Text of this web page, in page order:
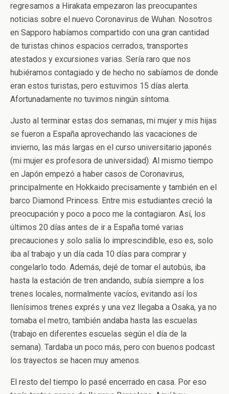
regresamos a Hirakata empezaron las preocupantes
noticias sobre el nuevo Coronavirus de Wuhan. Nosotros
en Sapporo habíamos compartido con una gran cantidad
de turistas chinos espacios cerrados, transportes
atestados y excursiones varias. Sería raro que nos
hubiéramos contagiado y de hecho no sabíamos de donde
eran estos turistas, pero estuvimos 15 días alerta.
Afortunadamente no tuvimos ningún síntoma.
Justo al terminar estas dos semanas, mi mujer y mis hijas
se fueron a España aprovechando las vacaciones de
invierno, las más largas en el curso universitario japonés
(mi mujer es profesora de universidad). Al mismo tiempo
en Japón empezó a haber casos de Coronavirus,
principalmente en Hokkaido precisamente y también en el
barco Diamond Princess. Entre mis estudiantes creció la
preocupación y poco a poco me la contagiaron. Así, los
últimos 20 días antes de ir a España tomé varias
precauciones y solo salía lo imprescindible, eso es, solo
iba al trabajo y un día cada 10 días para comprar y
congelarlo todo. Además, dejé de tomar el autobús, iba
hasta la estación de tren andando, subía siempre a los
trenes locales, normalmente vacíos, evitando así los
llenísimos trenes exprés y una vez llegaba a Osaka, ya no
tomaba el metro, también andaba hasta las escuelas
(trabajo en diferentes escuelas según el día de la
semana). Tardaba un poco más, pero con buenos podcast
los trayectos se hacen muy amenos.
El resto del tiempo lo pasé encerrado en casa. Por eso